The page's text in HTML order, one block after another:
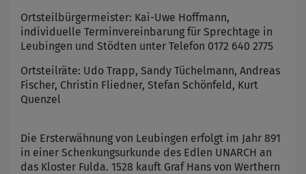
Ortsteilbürgermeister: Kai-Uwe Hoffmann,
individuelle Terminvereinbarung für Sprechtage in
Leubingen und Stödten unter Telefon 0172 640 2775
Ortsteilräte: Udo Trapp, Sandy Tüchelmann, Andreas
Fischer, Christin Fliedner, Stefan Schönfeld, Kurt
Quenzel
Die Ersterwähnung von Leubingen erfolgt im Jahr 891
in einer Schenkungsurkunde des Edlen UNARCH an
das Kloster Fulda. 1528 kauft Graf Hans von Werthern